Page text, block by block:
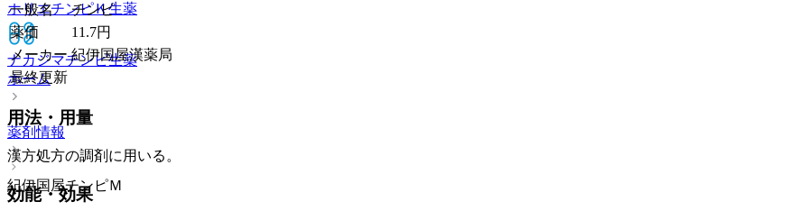
ホリエチンピＫ生薬
ナカジマチンピ生薬
ホーム
薬剤情報
紀伊国屋チンピＭ
一般名
チンピ
薬価
11.7円
メーカー 紀伊国屋漢薬局
最終更新
用法・用量
漢方処方の調剤に用いる。
効能・効果